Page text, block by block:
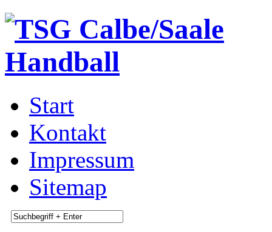
Start
Kontakt
Impressum
Sitemap